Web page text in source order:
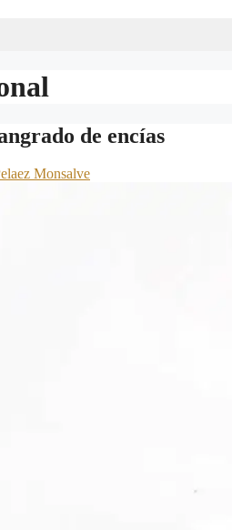
de encías
Monsalve